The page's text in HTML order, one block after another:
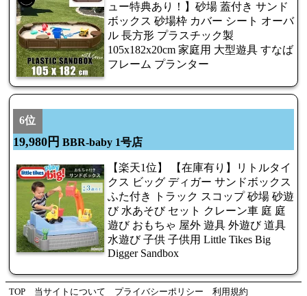
ュー特典あり！】砂場 蓋付き サンド
ボックス 砂場枠 カバー シート オーバ
ル 長方形 プラスチック製
105x182x20cm 家庭用 大型遊具 すなば
フレーム プランター
6位
19,980円 BBR-baby 1号店
【楽天1位】 【在庫有り】リトルタイ
クス ビッグ ディガー サンドボックス
ふた付き トラック スコップ 砂場 砂遊
び 水あそび セット クレーン車 庭 庭
遊び おもちゃ 屋外 遊具 外遊び 道具
水遊び 子供 子供用 Little Tikes Big
Digger Sandbox
TOP 当サイトについて プライバシーポリシー 利用規約